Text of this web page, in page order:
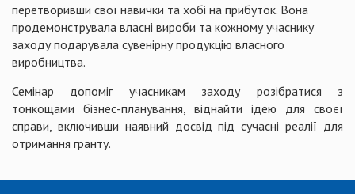
перетворивши свої навички та хобі на прибуток. Вона
продемонструвала власні вироби та кожному учаснику
заходу подарувала сувенірну продукцію власного
виробництва.
Семінар допоміг учасникам заходу розібратися з
тонкощами бізнес-планування, віднайти ідею для своєї
справи, включивши наявний досвід під сучасні реалії для
отримання гранту.